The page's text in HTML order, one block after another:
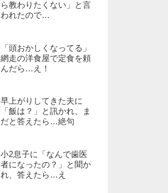
ら教わりたくない」と言
われたので…
「頭おかしくなってる」
網走の洋食屋で定食を頼
んだら…え！
早上がりしてきた夫に
「飯は？」と訊かれ、ま
だと答えたら…絶句
小2息子に「なんで歯医
者になったの？」と聞か
れ、答えたら…え